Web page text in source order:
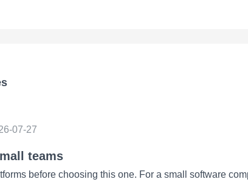
07-27
teams
before choosing this one. For a small software